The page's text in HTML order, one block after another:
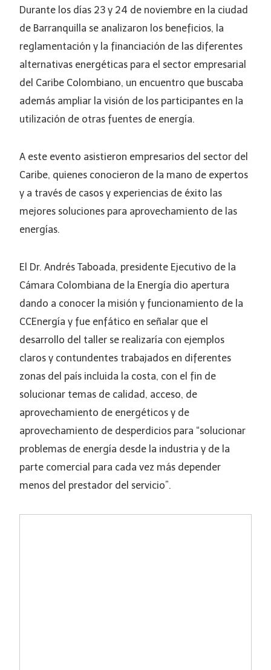
Durante los días 23 y 24 de noviembre en la ciudad
de Barranquilla se analizaron los beneficios, la
reglamentación y la financiación de las diferentes
alternativas energéticas para el sector empresarial
del Caribe Colombiano, un encuentro que buscaba
además ampliar la visión de los participantes en la
utilización de otras fuentes de energía.
A este evento asistieron empresarios del sector del
Caribe, quienes conocieron de la mano de expertos
y a través de casos y experiencias de éxito las
mejores soluciones para aprovechamiento de las
energías.
El Dr. Andrés Taboada, presidente Ejecutivo de la
Cámara Colombiana de la Energía dio apertura
dando a conocer la misión y funcionamiento de la
CCEnergía y fue enfático en señalar que el
desarrollo del taller se realizaría con ejemplos
claros y contundentes trabajados en diferentes
zonas del país incluida la costa, con el fin de
solucionar temas de calidad, acceso, de
aprovechamiento de energéticos y de
aprovechamiento de desperdicios para “solucionar
problemas de energía desde la industria y de la
parte comercial para cada vez más depender
menos del prestador del servicio”.